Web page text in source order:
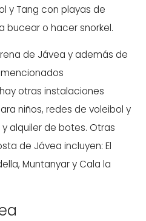
y Tang con playas de
bucear o hacer snorkel.
de Jávea y además de
otras instalaciones
niños, redes de voleibol y
alquiler de botes. Otras
de Jávea incluyen: El
Muntanyar y Cala la